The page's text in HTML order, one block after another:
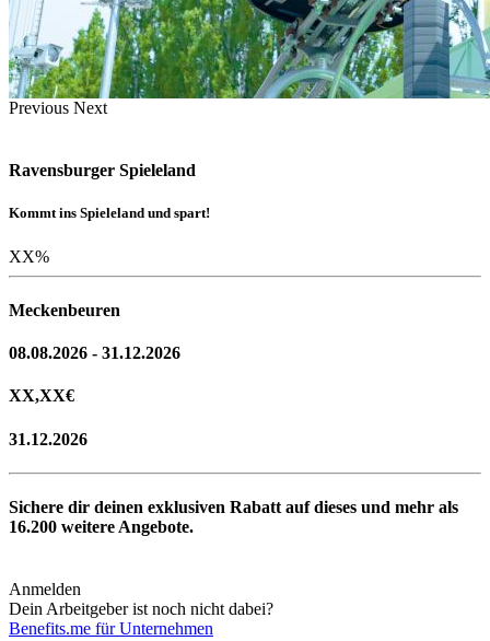
Previous Next
Ravensburger Spieleland
Kommt ins Spieleland und spart!
XX%
Meckenbeuren
08.08.2026 - 31.12.2026
XX,XX€
31.12.2026
Sichere dir deinen exklusiven Rabatt auf dieses und mehr als
16.200 weitere Angebote.
Anmelden
Dein Arbeitgeber ist noch nicht dabei?
Benefits.me für Unternehmen